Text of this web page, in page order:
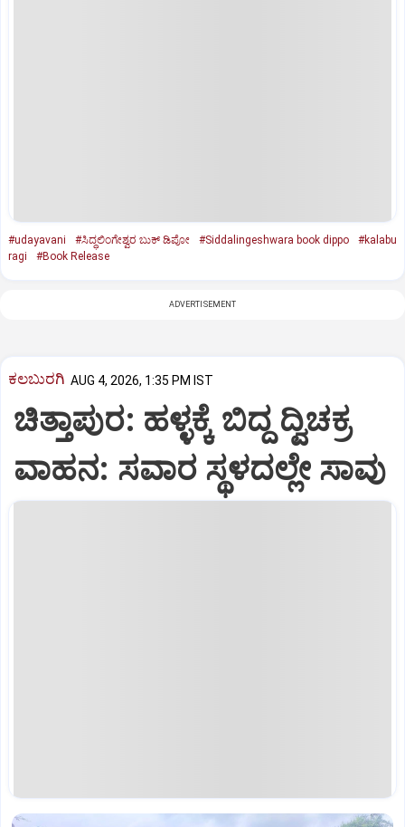
#udayavani #ಸಿದ್ಧಲಿಂಗೇಶ್ವರ ಬುಕ್ ಡಿಪೋ #Siddalingeshwara book dippo
#kalabu
ragi
#Book Release
ADVERTISEMENT
ಕಲಬುರಗಿ AUG 4, 2026, 1:35 PM IST
ಚಿತ್ತಾಪುರ: ಹಳ್ಳಕ್ಕೆ ಬಿದ್ದ ದ್ವಿಚಕ್ರ
ವಾಹನ: ಸವಾರ ಸ್ಥಳದಲ್ಲೇ ಸಾವು